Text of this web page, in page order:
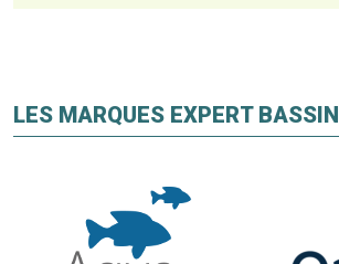
LES MARQUES EXPERT BASSIN